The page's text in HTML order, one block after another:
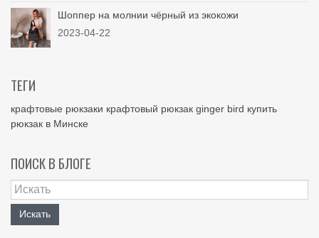
Шоппер на молнии чёрный из экокожи
2023-04-22
ТЕГИ
крафтовые рюкзаки крафтовый рюкзак ginger bird купить
рюкзак в Минске
ПОИСК В БЛОГЕ
Искать